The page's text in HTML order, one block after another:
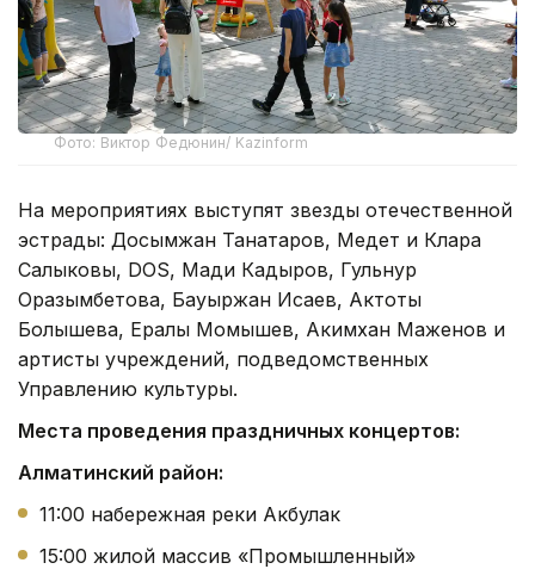
Фото: Виктор Федюнин/ Kazinform
На мероприятиях выступят звезды отечественной
эстрады: Досымжан Танатаров, Медет и Клара
Салыковы, DOS, Мади Кадыров, Гульнур
Оразымбетова, Бауыржан Исаев, Актоты
Болышева, Ералы Момышев, Акимхан Маженов и
артисты учреждений, подведомственных
Управлению культуры.
Места проведения праздничных концертов:
Алматинский район:
11:00 набережная реки Акбулак
15:00 жилой массив «Промышленный»